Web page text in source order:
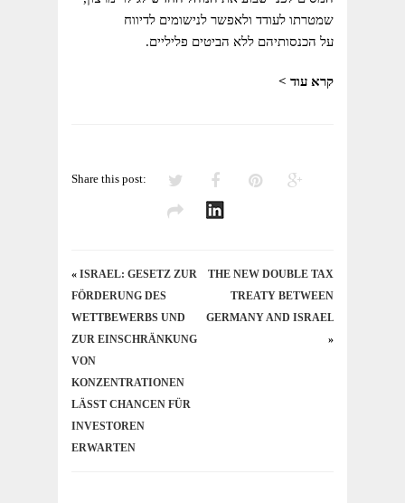
שמטרתו לעודד ולאפשר לנישומים לדיווח
על הכנסותיהם ללא הביטים פליליים.
קרא עוד >
Share this post:
« ISRAEL: GESETZ ZUR
FÖRDERUNG DES
WETTBEWERBS UND
ZUR EINSCHRÄNKUNG
VON
KONZENTRATIONEN
LÄSST CHANCEN FÜR
INVESTOREN
ERWARTEN
THE NEW DOUBLE TAX
TREATY BETWEEN
GERMANY AND ISRAEL
»